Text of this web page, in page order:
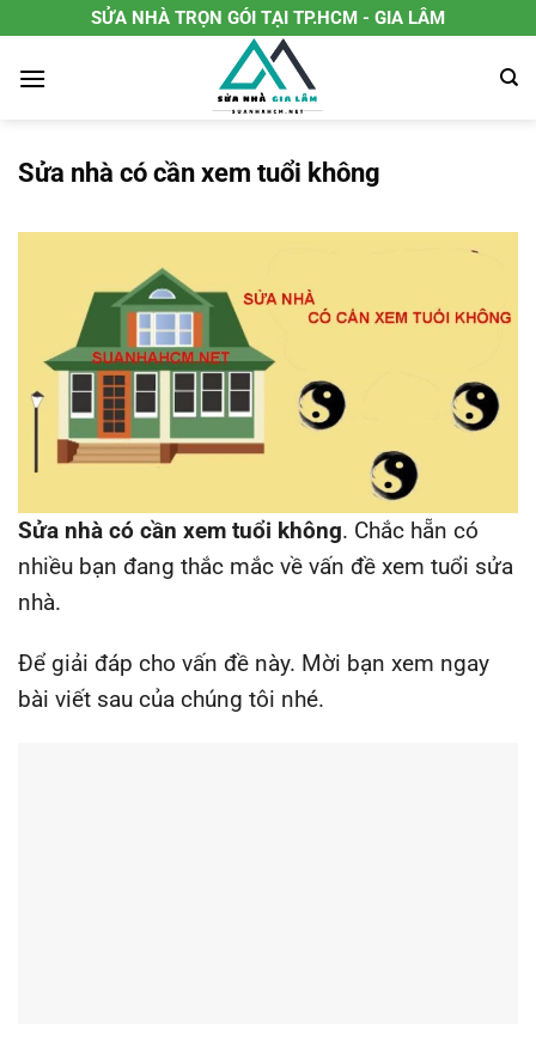
đến
nội
SỬA NHÀ TRỌN GÓI TẠI TP.HCM - GIA LÂM
Sửa nhà có cần xem tuổi không
Sửa nhà có cần xem tuổi không. Chắc hẵn có
nhiều bạn đang thắc mắc về vấn đề xem tuổi sửa
nhà.
Để giải đáp cho vấn đề này. Mời bạn xem ngay
bài viết sau của chúng tôi nhé.